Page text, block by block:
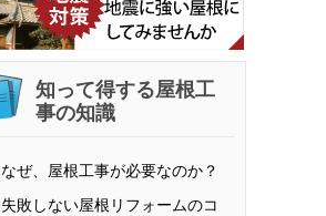
知って得する屋根工
事の知識
なぜ、屋根工事が必要なのか？
失敗しない屋根リフォームのコ